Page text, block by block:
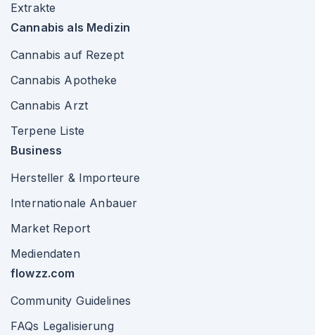
Extrakte
Cannabis als Medizin
Cannabis auf Rezept
Cannabis Apotheke
Cannabis Arzt
Terpene Liste
Business
Hersteller & Importeure
Internationale Anbauer
Market Report
Mediendaten
flowzz.com
Community Guidelines
FAQs Legalisierung